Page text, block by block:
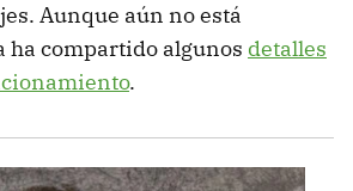
Aunque aún no está
ha compartido algunos detalles
.